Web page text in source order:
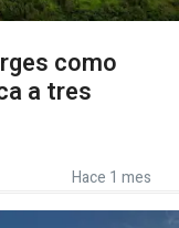
como
a tres
Hace 1 mes